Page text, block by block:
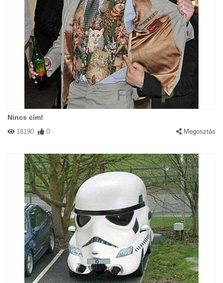
Nincs cím!
18190 0 Megosztás